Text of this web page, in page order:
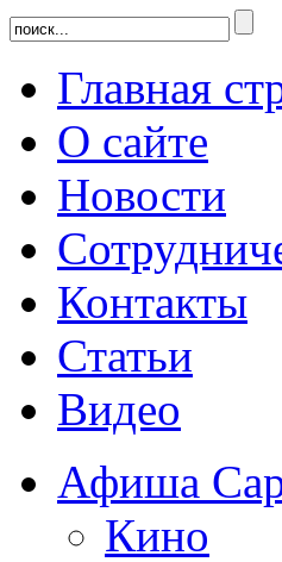
Главная
О сайте
Новости
Контакты
Статьи
Видео
Афиша
Кино